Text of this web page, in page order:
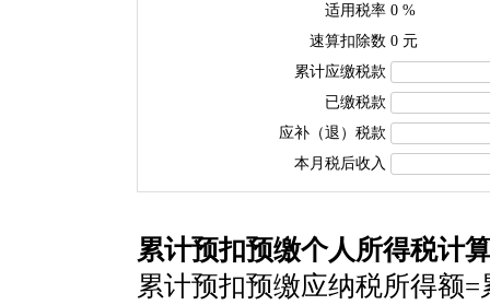
适用税率 0 %
速算扣除数 0 元
累计应缴税款
已缴税款
应补（退）税款
本月税后收入
累计预扣预缴个人所得税计
累计预扣预缴应纳税所得额